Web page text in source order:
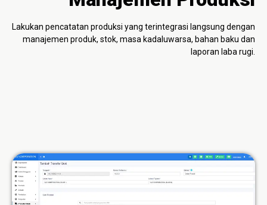
Lakukan pencatatan produksi yang terintegrasi langsung dengan
manajemen produk, stok, masa kadaluwarsa, bahan baku dan
laporan laba rugi.